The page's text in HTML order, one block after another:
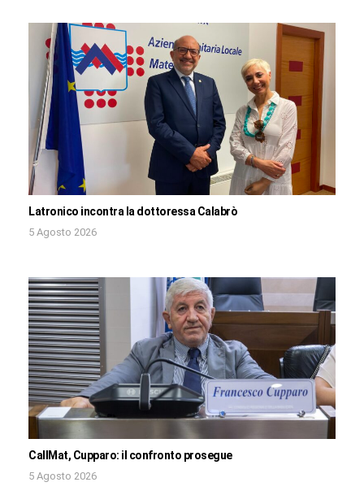
Latronico incontra la dottoressa Calabrò
5 Agosto 2026
CallMat, Cupparo: il confronto prosegue
5 Agosto 2026